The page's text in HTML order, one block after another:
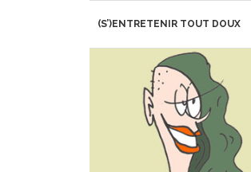
(S’)ENTRETENIR TOUT DOUX